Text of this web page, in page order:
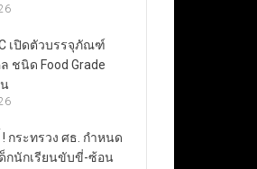
เปิดตัวบรรจุภัณฑ์
ชนิด Food Grade
กระทรวง ศธ. กำหนด
กนักเรียนขับขี่-ซ้อน